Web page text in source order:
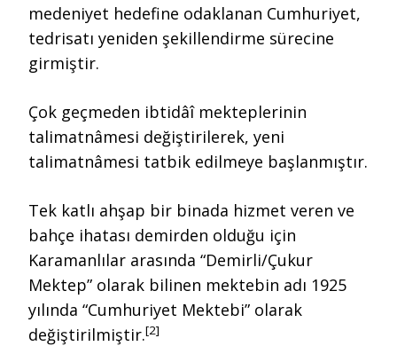
medeniyet hedefine odaklanan Cumhuriyet,
tedrisatı yeniden şekillendirme sürecine
girmiştir.
Çok geçmeden ibtidâî mekteplerinin
talimatnâmesi değiştirilerek, yeni
talimatnâmesi tatbik edilmeye başlanmıştır.
Tek katlı ahşap bir binada hizmet veren ve
bahçe ihatası demirden olduğu için
Karamanlılar arasında “Demirli/Çukur
Mektep” olarak bilinen mektebin adı 1925
yılında “Cumhuriyet Mektebi” olarak
değiştirilmiştir.[2]